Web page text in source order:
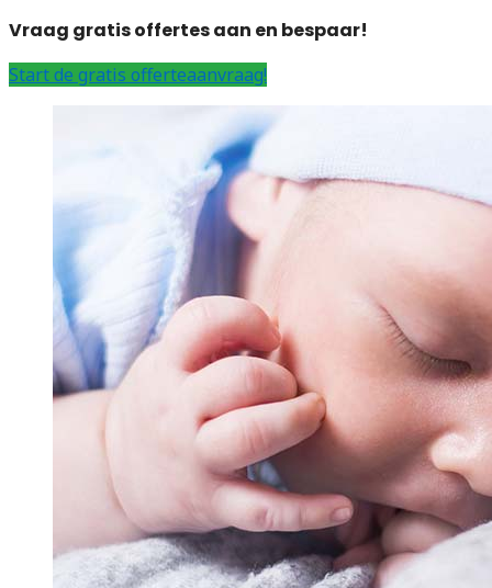
Vraag gratis offertes aan en bespaar!
Start de gratis offerteaanvraag!